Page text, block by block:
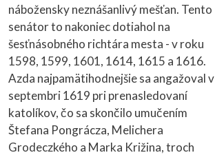
nábožensky neznášanlivý mešťan. Tento
senátor to nakoniec dotiahol na
šesťnásobného richtára mesta - v roku
1598, 1599, 1601, 1614, 1615 a 1616.
Azda najpamätihodnejšie sa angažoval v
septembri 1619 pri prenasledovaní
katolíkov, čo sa skončilo umučením
Štefana Pongrácza, Melichera
Grodeczkého a Marka Križina, troch